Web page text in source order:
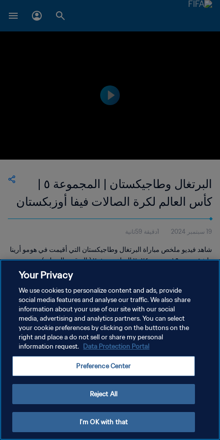
البرتغال وطاجيكستان | المجموعة ٥ |
كأس العالم لكرة الصالات فيفا أوزبكستان
2024™ | فيديو ملخص
19 سبتمبر 2024 1دقيقة 59ثانية
شاهد فيديو ملخص مباراة البرتغال وطاجيكستان التي أقيمت في هومو أرينا
طشقند يوم ١٩ سبتمبر ٢٠٢٤ الساعة ٢٠:٠٠ (بالتوقيت المحلي).
سياسة الخصوصية
إدارة تفضيلات ملفات تعريف الارتباط
Your Privacy
We use cookies to personalize content and ads, provide
social media features and analyse our traffic. We also share
information about your use of our site with our social
media, advertising and analytics partners. You can select
your cookie preferences by clicking on the buttons on the
right and place a do not sell or share my personal
information request. Data Protection Portal
Preference Center
Reject All
I'm OK with that